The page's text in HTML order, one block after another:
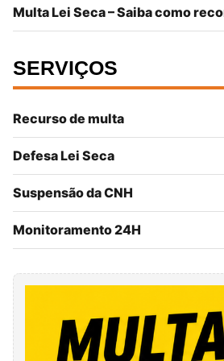
Multa Lei Seca – Saiba como
SERVIÇOS
Recurso de multa
Defesa Lei Seca
Suspensão da CNH
Monitoramento 24H